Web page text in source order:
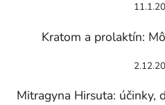
Kratom a prolaktín:
Mitragyna Hirsuta: účinky,